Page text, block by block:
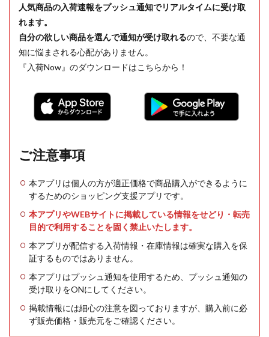
人気商品の入荷速報をプッシュ通知でリアルタイムに受け取
れます。
自分の欲しい商品を選んで通知が受け取れるので、不要な通
知に悩まされる心配がありません。
『入荷Now』のダウンロードはこちらから！
ご注意事項
本アプリは個人の方が適正価格で商品購入ができるように
するためのショッピング支援アプリです。
本アプリやWEBサイトに掲載している情報をせどり・転売
目的で利用することを固く禁止いたします。
本アプリが配信する入荷情報・在庫情報は確実な購入を保
証するものではありません。
本アプリはプッシュ通知を使用するため、プッシュ通知の
受け取りをONにしてください。
掲載情報には細心の注意を図っておりますが、購入前に必
ず販売価格・販売元をご確認ください。